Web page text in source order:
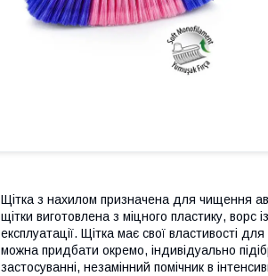
Щітка з нахилом призначена для чищення
щітки виготовлена з міцного пластику, ворс
експлуатації. Щітка має свої властивості
можна придбати окремо, індивідуально
застосуванні, незамінний помічник в